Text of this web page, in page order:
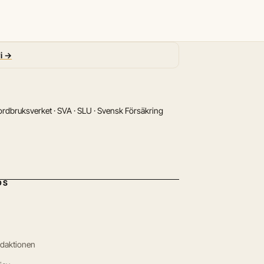
→
· SVA · SLU · Svensk Försäkring